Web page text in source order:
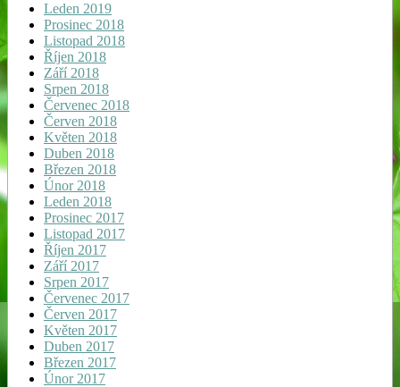
Leden 2019
Prosinec 2018
Listopad 2018
Říjen 2018
Září 2018
Srpen 2018
Červenec 2018
Červen 2018
Květen 2018
Duben 2018
Březen 2018
Únor 2018
Leden 2018
Prosinec 2017
Listopad 2017
Říjen 2017
Září 2017
Srpen 2017
Červenec 2017
Červen 2017
Květen 2017
Duben 2017
Březen 2017
Únor 2017